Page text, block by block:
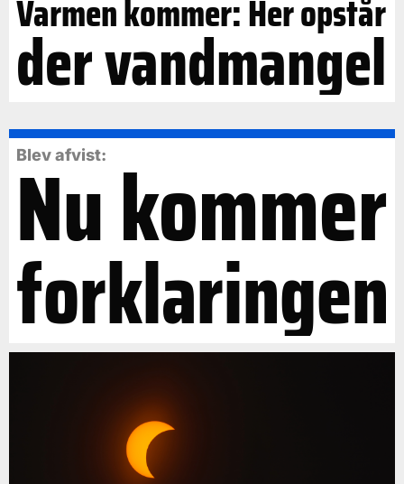
Varmen kommer: Her opstår
der vandmangel
Blev afvist:
Nu kommer
forklaringen